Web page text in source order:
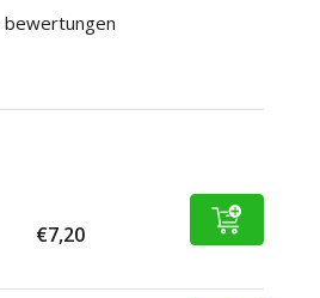
bewertungen
€7,20